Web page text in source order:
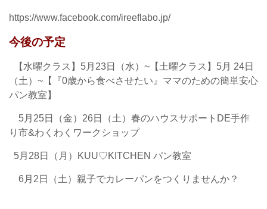
https://www.facebook.com/ireeflabo.jp/
今後の予定
【水曜クラス】5月23日（水）~ 【土曜クラス】5月 24日
（土）~ 【『0歳から食べさせたい』ママのための簡単安心
パン教室】
5月25日（金）26日（土）春のハウスサポートDE手作
り市&わくわくワークショップ
5月28日（月）KUU♡KITCHEN パン教室
6月2日（土）親子でカレーパンをつくりませんか？